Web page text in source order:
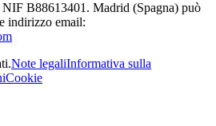
B88613401. Madrid (Spagna) può
indirizzo email:
.Note legaliInformativa sulla
Cookie